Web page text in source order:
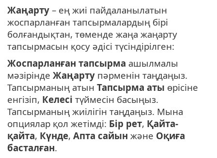
Жаңарту – ең жиі пайдаланылатын
жоспарланған тапсырмалардың бірі
болғандықтан, төменде жаңа жаңарту
тапсырмасын қосу әдісі түсіндірілген:
Жоспарланған тапсырма ашылмалы
мәзірінде Жаңарту пәрменін таңдаңыз.
Тапсырманың атын Тапсырма аты өрісіне
енгізіп, Келесі түймесін басыңыз.
Тапсырманың жиілігін таңдаңыз. Мына
опциялар қол жетімді: Бір рет, Қайта-
қайта, Күнде, Апта сайын және Оқиға
басталған.